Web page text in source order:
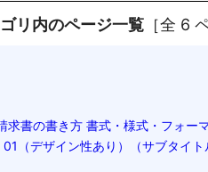
リ内のページ一覧 ［全 6
求書の書き方 書式・様式・フォー
01（デザイン性あり）（サブタイ